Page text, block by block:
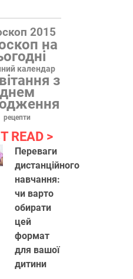
2015
на
календар
з
днем
рецепти
READ
Переваги
дистанційного
навчання:
чи варто
обирати
цей
формат
для вашої
дитини